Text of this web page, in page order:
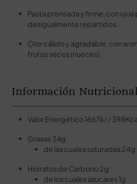
Pasta prensada y firme, con
desigualmente repartidos.
Olor cálido y agradable, con
frutos secos (nueces).
Información Nutricional
Valor Energético 1667kJ /
Grasas 34g
de las cuales saturadas 24g
Hidratos de Carbono 2g
de los cuales azucares 1g